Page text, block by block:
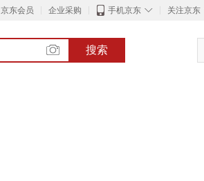
京东会员 企业采购 ◇
手机京东 关注京东
搜索